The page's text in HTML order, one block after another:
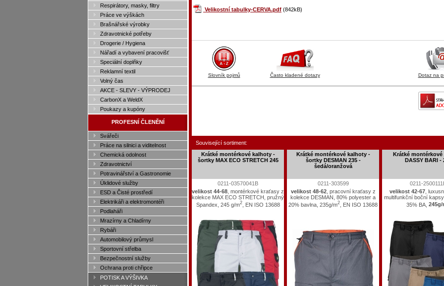
Respirátory, masky, filtry
Práce ve výškách
Brašnářské výrobky
Zdravotnické potřeby
Drogerie / Hygiena
Nářadí a vybavení pracovišť
Speciální doplňky
Reklamní textil
Volný čas
AKCE - SLEVY - VÝPRODEJ
CarbonX a WeldX
Poukazy a kupóny
PROFESNÍ ČLENĚNÍ
Svářeči
Práce na silnici a viditelnost
Chemická odolnost
Zdravotnictví
Potravinářství a Gastronomie
Úklidové služby
ESD a Čisté prostředí
Elektrikáři a elektromontéři
Podlaháři
Mrazírny a Chladírny
Rybáři
Automobilový průmysl
Sportovní střelba
Bezpečnostní služby
Ochrana proti chřipce
POTISK A VÝŠIVKA
Velikostní tabulky-CERVA.pdf (842kB)
Slovník pojmů Často kladené dotazy Dotaz na
Související sortiment:
Krátké montérkové kalhoty -
šortky MAX ECO STRETCH 245
0211-03570041B
velikost 44-68 , montérkové kraťasy z
kolekce MAX ECO STRETCH, pružný
Spandex, 245 g/m2, EN ISO 13688
Krátké montérkové kalhoty -
šortky DESMAN 235 -
šedá/oranžová
0211-303599
velikost 48-62, pracovní kraťasy z
kolekce DESMAN, 80% polyester a
20% bavlna, 235g/m2 , EN ISO 13688
Krátké
DASSY BARI -
0211-
velikost 42-67 ,
multifunkční boční
35% BA, 245g/